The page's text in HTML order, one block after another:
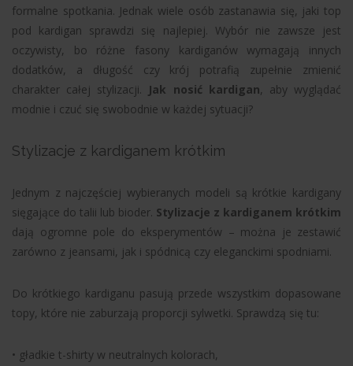
formalne spotkania. Jednak wiele osób zastanawia się, jaki top
pod kardigan sprawdzi się najlepiej. Wybór nie zawsze jest
oczywisty, bo różne fasony kardiganów wymagają innych
dodatków, a długość czy krój potrafią zupełnie zmienić
charakter całej stylizacji. Jak nosić kardigan, aby wyglądać
modnie i czuć się swobodnie w każdej sytuacji?
Stylizacje z kardiganem krótkim
Jednym z najczęściej wybieranych modeli są krótkie kardigany
sięgające do talii lub bioder. Stylizacje z kardiganem krótkim
dają ogromne pole do eksperymentów – można je zestawić
zarówno z jeansami, jak i spódnicą czy eleganckimi spodniami.
Do krótkiego kardiganu pasują przede wszystkim dopasowane
topy, które nie zaburzają proporcji sylwetki. Sprawdzą się tu:
• gładkie t-shirty w neutralnych kolorach,